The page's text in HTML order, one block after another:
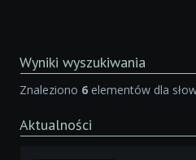
Wyniki wyszukiwania
Znaleziono 6 elementów dla
Aktualności